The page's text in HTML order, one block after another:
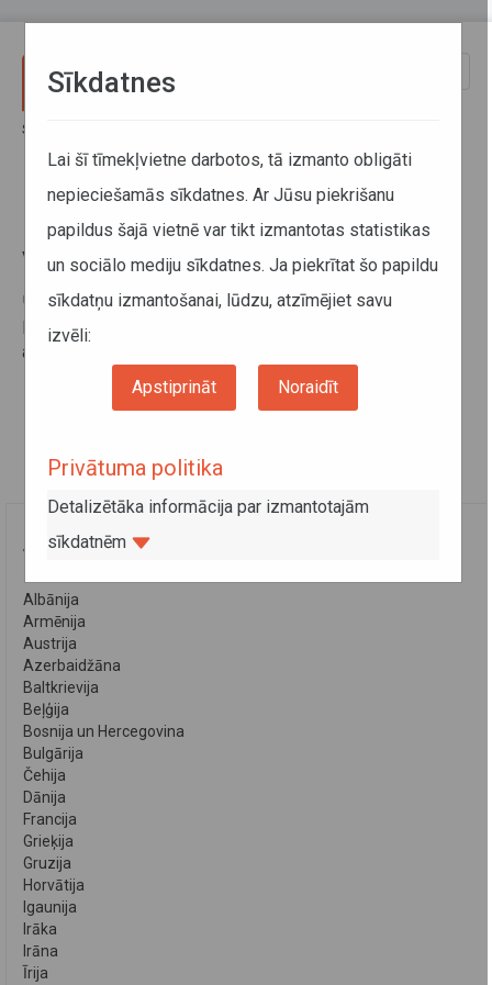
Sākums
Līgums starp Latvijas Republikas
valdību un Rumānijas Valdību
04. novembris 2015
Divpusējo līgumu par starptautiskajiem pārvadājumiem ar
autotransportu skatīt
VALSTIS
Albānija
Armēnija
Austrija
Azerbaidžāna
Baltkrievija
Beļģija
Bosnija un Hercegovina
Bulgārija
Čehija
Dānija
Francija
Grieķija
Gruzija
Horvātija
Igaunija
Irāka
Irāna
Īrija
Sīkdatnes
Lai šī tīmekļvietne darbotos, tā izmanto obligāti
nepieciešamās sīkdatnes. Ar Jūsu piekrišanu
papildus šajā vietnē var tikt izmantotas statistikas
un sociālo mediju sīkdatnes. Ja piekrītat šo papildu
sīkdatņu izmantošanai, lūdzu, atzīmējiet savu
izvēli:
Apstiprināt Noraidīt
Privātuma politika
Detalizētāka informācija par izmantotajām
sīkdatnēm